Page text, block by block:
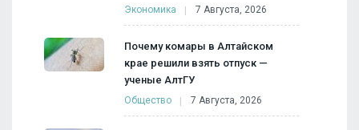
Экономика 7 Августа, 2026
Почему комары в Алтайском
крае решили взять отпуск —
ученые АлтГУ
Общество 7 Августа, 2026